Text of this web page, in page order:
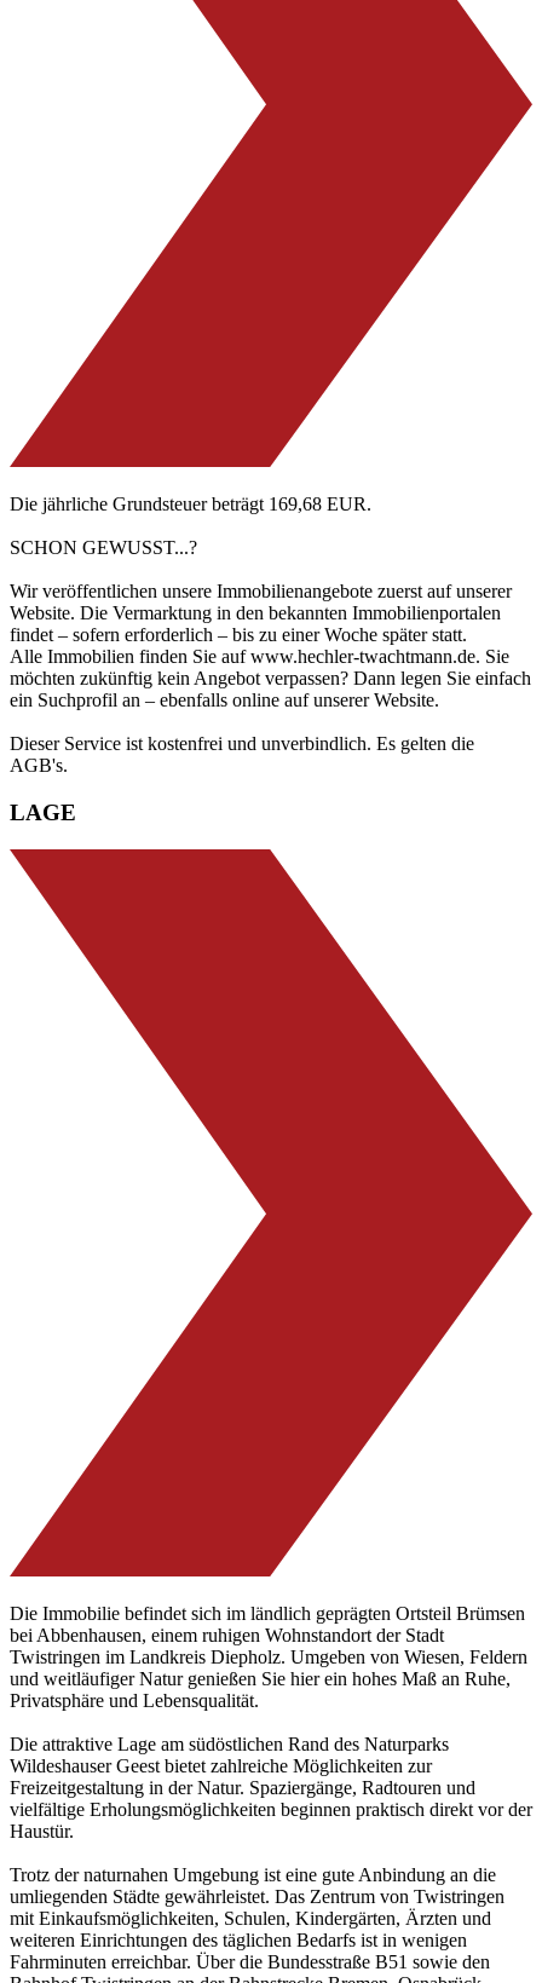
Die jährliche Grundsteuer beträgt 169,68 EUR.
SCHON GEWUSST...?
Wir veröffentlichen unsere Immobilienangebote zuerst auf unserer
Website. Die Vermarktung in den bekannten Immobilienportalen
findet – sofern erforderlich – bis zu einer Woche später statt.
Alle Immobilien finden Sie auf www.hechler-twachtmann.de. Sie
möchten zukünftig kein Angebot verpassen? Dann legen Sie einfach
ein Suchprofil an – ebenfalls online auf unserer Website.
Dieser Service ist kostenfrei und unverbindlich. Es gelten die
AGB's.
LAGE
Die Immobilie befindet sich im ländlich geprägten Ortsteil Brümsen
bei Abbenhausen, einem ruhigen Wohnstandort der Stadt
Twistringen im Landkreis Diepholz. Umgeben von Wiesen, Feldern
und weitläufiger Natur genießen Sie hier ein hohes Maß an Ruhe,
Privatsphäre und Lebensqualität.
Die attraktive Lage am südöstlichen Rand des Naturparks
Wildeshauser Geest bietet zahlreiche Möglichkeiten zur
Freizeitgestaltung in der Natur. Spaziergänge, Radtouren und
vielfältige Erholungsmöglichkeiten beginnen praktisch direkt vor der
Haustür.
Trotz der naturnahen Umgebung ist eine gute Anbindung an die
umliegenden Städte gewährleistet. Das Zentrum von Twistringen
mit Einkaufsmöglichkeiten, Schulen, Kindergärten, Ärzten und
weiteren Einrichtungen des täglichen Bedarfs ist in wenigen
Fahrminuten erreichbar. Über die Bundesstraße B51 sowie den